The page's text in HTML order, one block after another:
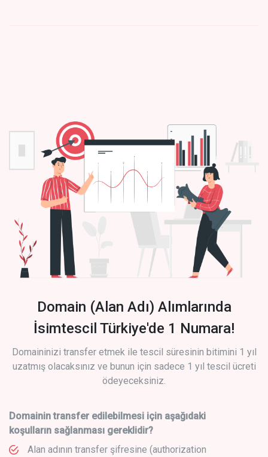
Domain (Alan Adı) Alımlarında
İsimtescil Türkiye'de 1 Numara!
Domaininizi transfer etmek ile tescil süresinin bitimini 1 yıl
uzatmış olacaksınız ve bunun için sadece 1 yıl tescil ücreti
ödeyeceksiniz.
Domainin transfer edilebilmesi için aşağıdaki
koşulların sağlanması gereklidir?
Alan adının transfer şifresine (authorization